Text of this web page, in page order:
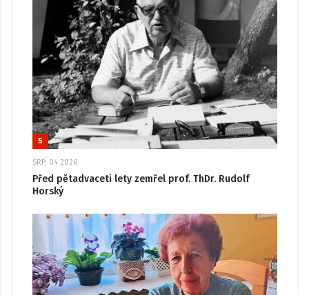
5
SRP, 04 2026
Před pětadvaceti lety zemřel prof. ThDr. Rudolf
Horský